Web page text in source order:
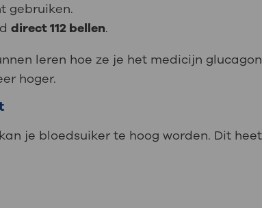
gebruiken.
direct 112 bellen.
leren hoe ze je het medicijn
hoger.
je bloedsuiker te hoog worden. Dit